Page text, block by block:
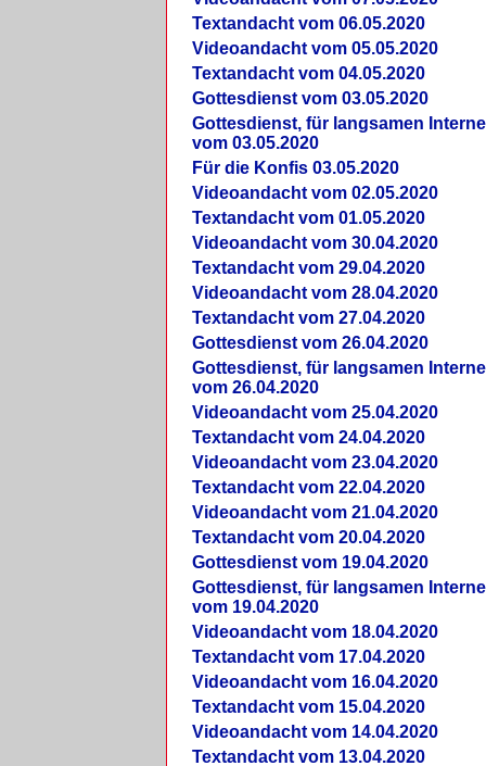
Textandacht vom 06.05.2020
Videoandacht vom 05.05.2020
Textandacht vom 04.05.2020
Gottesdienst vom 03.05.2020
Gottesdienst, für langsamen
vom 03.05.2020
Für die Konfis 03.05.2020
Videoandacht vom 02.05.2020
Textandacht vom 01.05.2020
Videoandacht vom 30.04.2020
Textandacht vom 29.04.2020
Videoandacht vom 28.04.2020
Textandacht vom 27.04.2020
Gottesdienst vom 26.04.2020
Gottesdienst, für langsamen
vom 26.04.2020
Videoandacht vom 25.04.2020
Textandacht vom 24.04.2020
Videoandacht vom 23.04.2020
Textandacht vom 22.04.2020
Videoandacht vom 21.04.2020
Textandacht vom 20.04.2020
Gottesdienst vom 19.04.2020
Gottesdienst, für langsamen
vom 19.04.2020
Videoandacht vom 18.04.2020
Textandacht vom 17.04.2020
Videoandacht vom 16.04.2020
Textandacht vom 15.04.2020
Videoandacht vom 14.04.2020
Textandacht vom 13.04.2020